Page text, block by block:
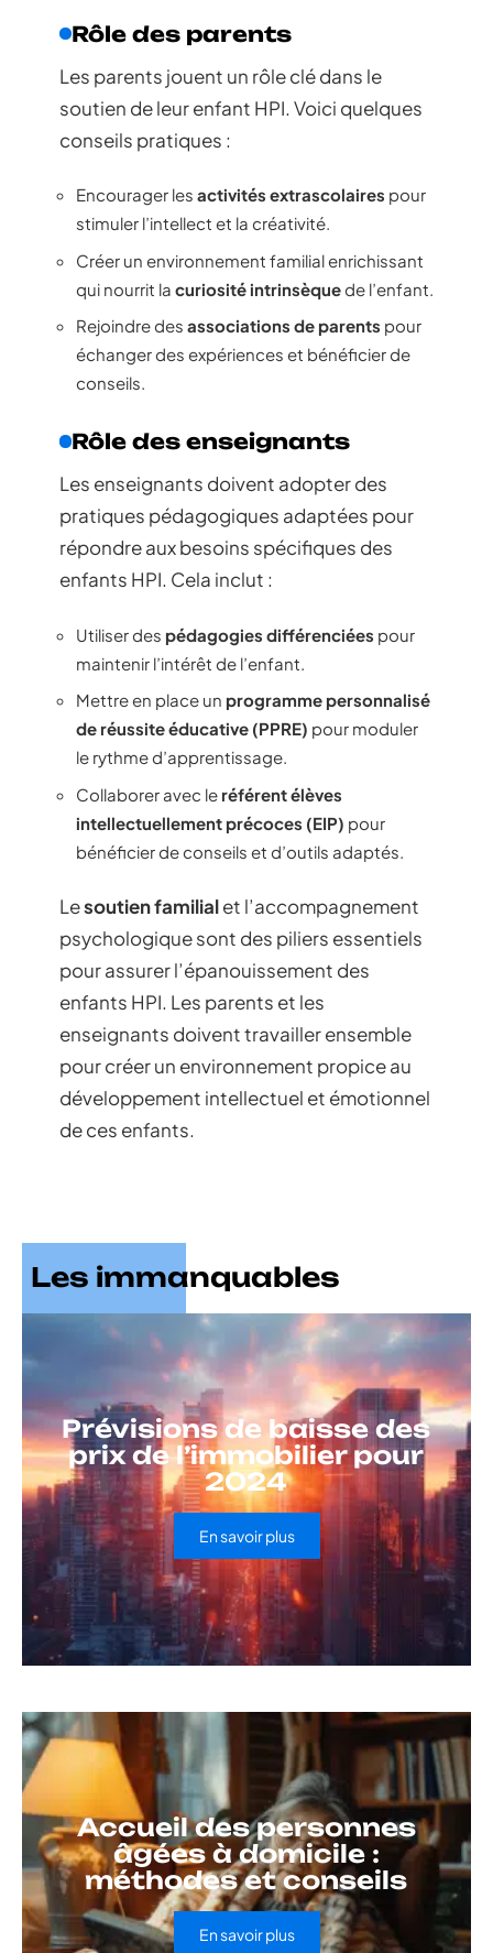
Rôle des parents
Les parents jouent un rôle clé dans le
soutien de leur enfant HPI. Voici quelques
conseils pratiques :
Encourager les activités extrascolaires pour
stimuler l’intellect et la créativité.
Créer un environnement familial enrichissant
qui nourrit la curiosité intrinsèquede l’enfant.
Rejoindre des associations de parents pour
échanger des expériences et bénéficier de
conseils.
Rôle des enseignants
Les enseignants doivent adopter des
pratiques pédagogiques adaptées pour
répondre aux besoins spécifiques des
enfants HPI. Cela inclut :
Utiliser des pédagogies différenciées pour
maintenir l’intérêt de l’enfant.
Mettre en place un programme personnalisé
de réussite éducative (PPRE) pour moduler
le rythme d’apprentissage.
Collaborer avec le référent élèves
intellectuellement précoces (EIP) pour
bénéficier de conseils et d’outils adaptés.
Lesoutien familialet l’accompagnement
psychologique sont des piliers essentiels
pour assurer l’épanouissement des
enfants HPI. Les parents et les
enseignants doivent travailler ensemble
pour créer un environnement propice au
développement intellectuel et émotionnel
de ces enfants.
Les immanquables
Prévisions de baisse des
prix de l’immobilier pour
2024
En savoir plus
Accueil des personnes
âgées à domicile :
méthodes et conseils
En savoir plus